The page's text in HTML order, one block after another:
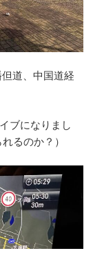
道、中国道経
ブになりまし
るのか？）